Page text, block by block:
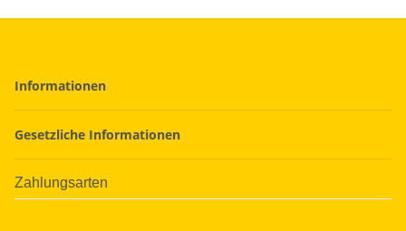
Informationen
Gesetzliche Informationen
Zahlungsarten